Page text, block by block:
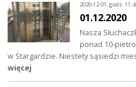
2020-12-01, godz.
01.12.2020
Nasza
ponad 10-
w Stargardzie. Niestety sąsiedzi
więcej